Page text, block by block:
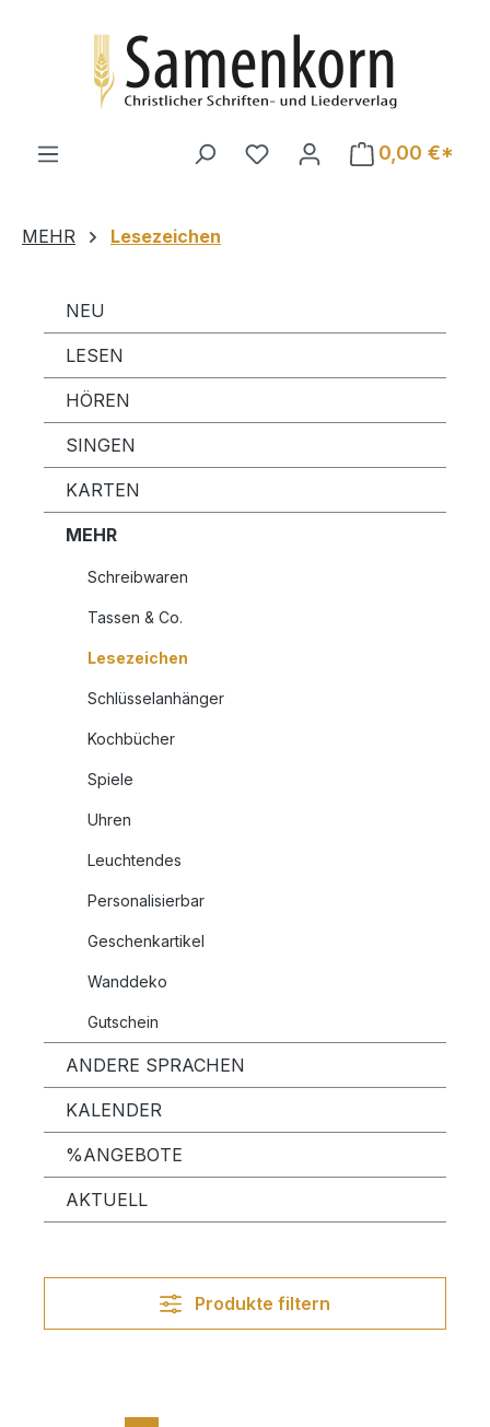
0,00 €*
MEHR Lesezeichen
NEU
LESEN
HÖREN
SINGEN
KARTEN
MEHR
Schreibwaren
Tassen & Co.
Lesezeichen
Schlüsselanhänger
Kochbücher
Spiele
Uhren
Leuchtendes
Personalisierbar
Geschenkartikel
Wanddeko
Gutschein
ANDERE SPRACHEN
KALENDER
%ANGEBOTE
AKTUELL
Produkte filtern